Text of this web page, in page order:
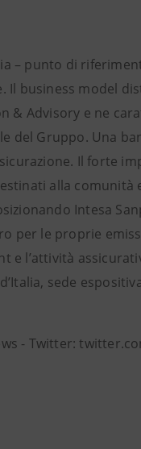
– punto di
Il business model
& Advisory e ne
del Gruppo. Una
Il forte
alla
Intesa
per le proprie
e l’attività
sede
- Twitter: